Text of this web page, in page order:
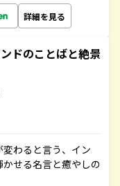
詳細を見る
ドのことばと絶景
わると言う、イン
せる名言と癒やしの